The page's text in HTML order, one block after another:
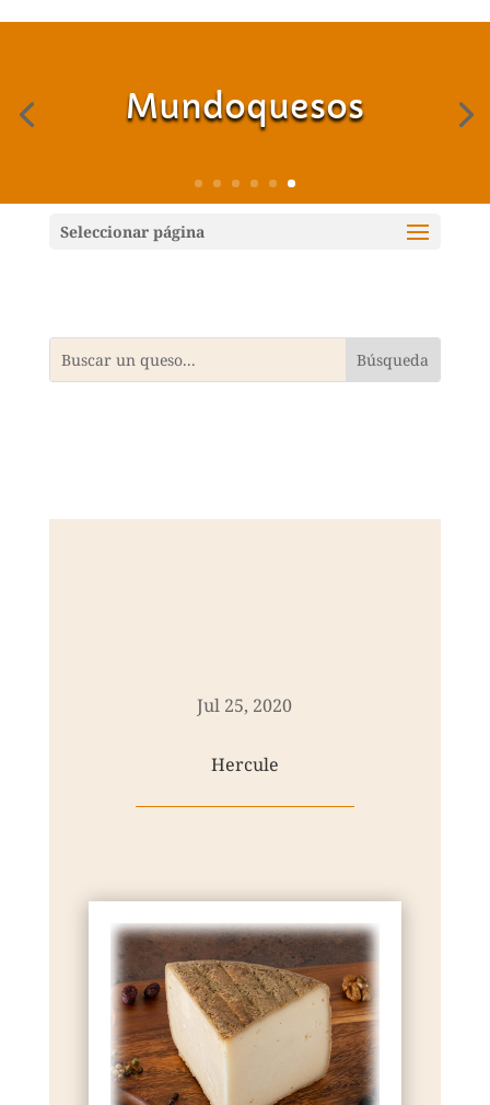
Mundoquesos
Seleccionar página
Jul 25, 2020
Hercule